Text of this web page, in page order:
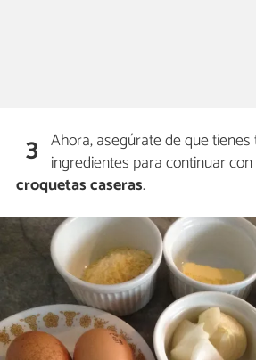
3 Ahora, asegúrate de que
ingredientes para continuar
croquetas caseras.